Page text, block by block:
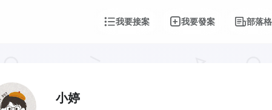
我要接案 我要發案 部落格
小婷